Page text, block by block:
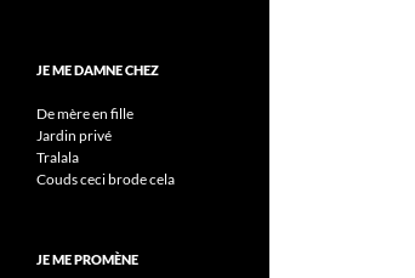
JE ME DAMNE CHEZ
De mère en fille
Jardin privé
Tralala
Couds ceci brode cela
JE ME PROMÈNE